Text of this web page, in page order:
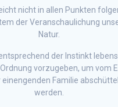
nicht in allen Punkten
der Veranschaulichung
Natur.
der Instinkt
vorzugeben, um vom
einengenden Familie
werden.